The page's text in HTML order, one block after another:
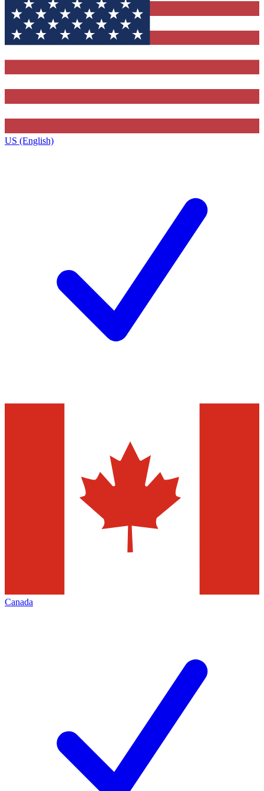
US (English)
Canada